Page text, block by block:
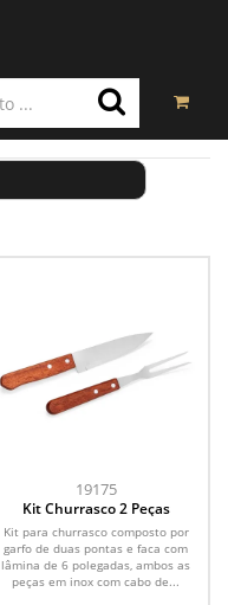
19175
Kit Churrasco 2 Peças
Kit para churrasco composto por
garfo de duas pontas e faca com
lâmina de 6 polegadas, ambos as
peças em inox com cabo de...